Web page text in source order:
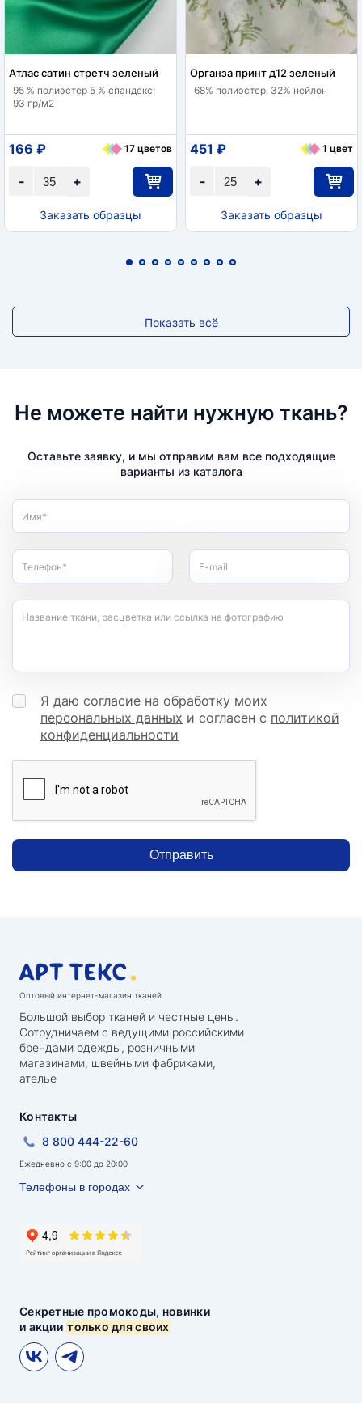
Атлас сатин стретч зеленый
95 % полиэстер 5 % спандекс;
93 гр/м2
+
-
166 ₽ 17 цветов
Заказать образцы
Органза принт д12 зеленый
68% полиэстер, 32% нейлон
+
-
451 ₽ 1 цвет
Заказать образцы
Показать всё
Не можете найти нужную ткань?
Оставьте заявку, и мы отправим вам все подходящие
варианты из каталога
Имя*
Телефон* E-mail
Название ткани, расцветка или ссылка на фотографию
Я даю согласие на обработку моих
персональных данных и согласен с политикой
конфиденциальности
Отправить
Оптовый интернет-магазин тканей
Большой выбор тканей и честные цены.
Сотрудничаем с ведущими российскими
брендами одежды, розничными
магазинами, швейными фабриками,
ателье
Секретные промокоды, новинки
и акциитолько для своих
Контакты
8 800 444-22-60
Ежедневно с 9:00 до 20:00
Телефоны в городах